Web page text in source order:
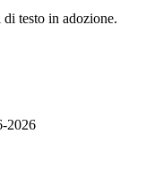
testo in adozione.
2026